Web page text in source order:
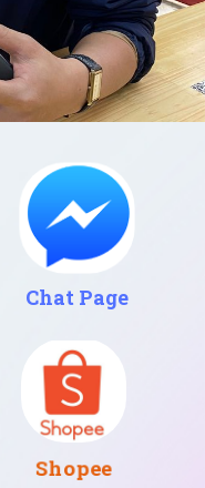
Chat Page
Shopee